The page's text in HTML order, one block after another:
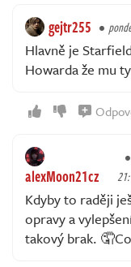
gejtr255
Hlavně je
Howarda že mu
alexMoon21cz
Kdyby to raději
opravy a
takový brak.